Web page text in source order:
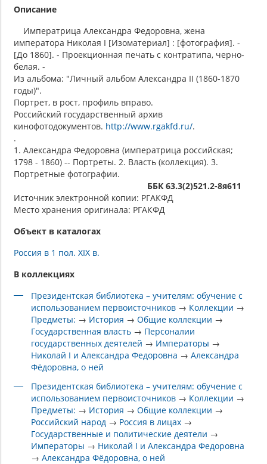
Описание
Императрица Александра Федоровна, жена
императора Николая I [Изоматериал] : [фотография]. -
[До 1860]. - Проекционная печать с контратипа, черно-
белая. -
Из альбома: "Личный альбом Александра II (1860-1870
годы)".
Портрет, в рост, профиль вправо.
Российский государственный архив
кинофотодокументов. http://www.rgakfd.ru/.
.
1. Александра Федоровна (императрица российская;
1798 - 1860) -- Портреты. 2. Власть (коллекция). 3.
Портретные фотографии.
ББК 63.3(2)521.2-8я611
Источник электронной копии: РГАКФД
Место хранения оригинала: РГАКФД
Объект в каталогах
Россия в 1 пол. XIX в.
В коллекциях
Президентская библиотека – учителям: обучение с
использованием первоисточников → Коллекции →
Предметы: → История →Общие коллекции →
Государственная власть → Персоналии
государственных деятелей → Императоры →
Николай I и Александра Федоровна →Александра
Фёдоровна, о ней
Президентская библиотека – учителям: обучение с
использованием первоисточников → Коллекции →
Предметы: → История →Общие коллекции →
Российский народ → Россия в лицах →
Государственные и политические деятели →
Императоры → Николай I и Александра Федоровна
→Александра Фёдоровна, о ней